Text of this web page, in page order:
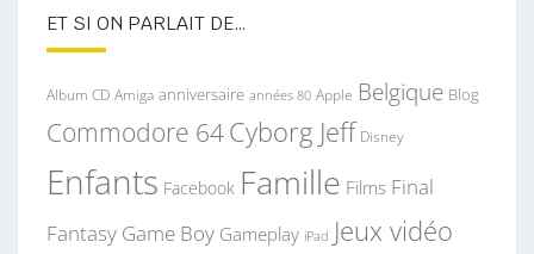
ET SI ON PARLAIT DE…
Album CD Amiga anniversaire années 80 Apple Belgique Blog
Commodore 64Cyborg Jeff Disney
Enfants Facebook Famille Films Final
Fantasy Game Boy Gameplay iPad Jeux vidéo